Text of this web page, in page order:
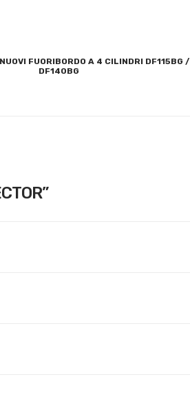
FUORIBORDO A 4 CILINDRI DF115BG /
DF140BG
”